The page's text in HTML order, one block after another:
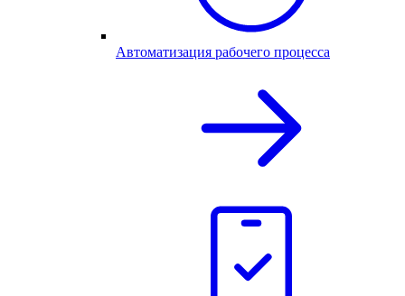
Автоматизация рабочего процесса